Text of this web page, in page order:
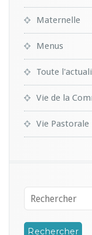
Maternelle
Menus
Toute
Vie de la
Vie Pastorale